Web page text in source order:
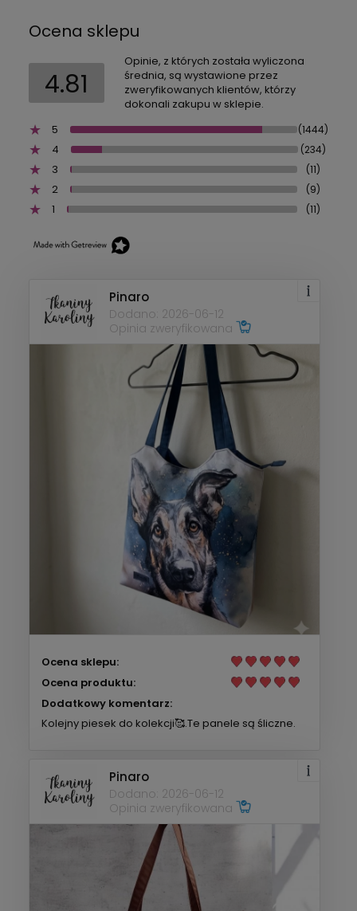
Ocena sklepu
4.81
Opinie, z których została wyliczona
średnia, są wystawione przez
zweryfikowanych klientów, którzy
dokonali zakupu w sklepie.
5
(1444)
4 (234)
3 (11)
2 (9)
1 (11)
Pinaro
Dodano: 2026-06-12
Opinia zweryfikowana
Ocena sklepu:
Ocena produktu:
Dodatkowy komentarz:
Kolejny piesek do kolekcji🥰.Te panele są śliczne.
Pinaro
Dodano: 2026-06-12
Opinia zweryfikowana